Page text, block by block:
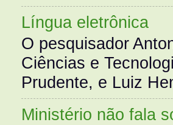
Língua eletrônica
O pesquisador
Ciências e
Prudente, e Luiz
Ministério não fala